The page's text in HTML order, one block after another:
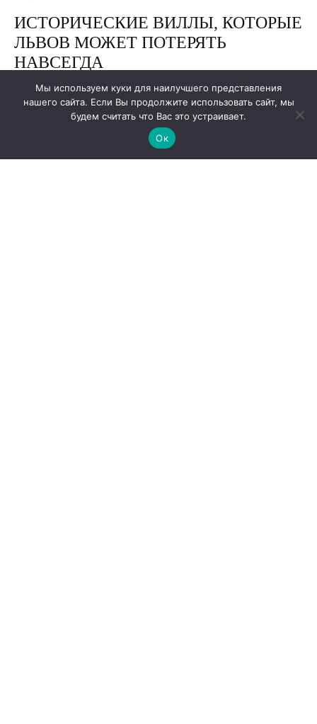
Мы используем куки для наилучшего представления
нашего сайта. Если Вы продолжите использовать сайт, мы
будем считать что Вас это устраивает.
Ок